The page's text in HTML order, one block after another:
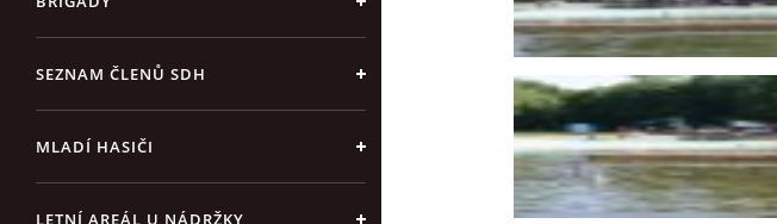
SEZNAM ČLENŮ SDH
MLADÍ HASIČI
LETNÍ AREÁL U NÁDRŽKY